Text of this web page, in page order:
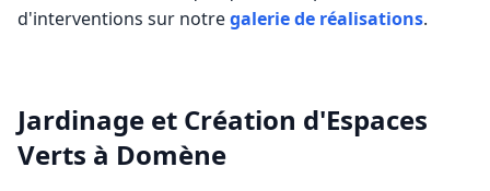
d'interventions sur notregalerie de réalisations.
Jardinage et Création d'Espaces
Verts à Domène